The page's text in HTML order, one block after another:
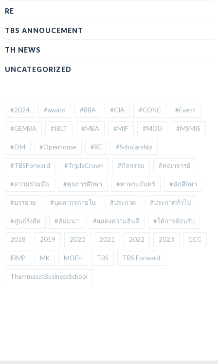
RE
TBS ANNOUCEMENT
TH NEWS
UNCATEGORIZED
#2024 #award #BBA #CIA #CONC #Event
#GEMBA #IBLT #MBA #MIF #MOU #MSMIS
#OM #Openhouse #RE #Scholarship
#TBSForward #TripleCrown #กิจกรรม #คณาจารย์
#ความร่วมมือ #ทุนการศึกษา #ท่าพระจันทร์ #นักศึกษา
#บรรยาย #บุคลากรภายใน #ประกวด #ประกาศทั่วไป
#ศูนย์รังสิต #สัมมนา #แสดงความยินดี #ให้การต้อนรับ
2018 2019 2020 2021 2022 2023 CCC
IBMP MK MOEH TBS TBS Forward
ThammasatBusinessSchool